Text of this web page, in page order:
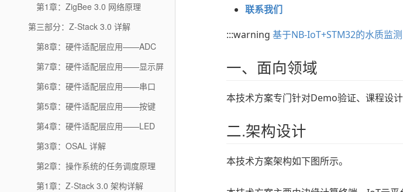
联系我们
:::warning 基于NB-IoT+STM32的水质监测
一、面向领域
本技术方案专门针对Demo验证、课程设计
二.架构设计
本技术方案架构如下图所示。
第1章：ZigBee 3.0 网络原理
第三部分：Z-Stack 3.0 详解
第8章：硬件适配层应用——ADC
第7章：硬件适配层应用——显示屏
第6章：硬件适配层应用——串口
第5章：硬件适配层应用——按键
第4章：硬件适配层应用——LED
第3章：OSAL 详解
第2章：操作系统的任务调度原理
第1章：Z-Stack 3.0 架构详解